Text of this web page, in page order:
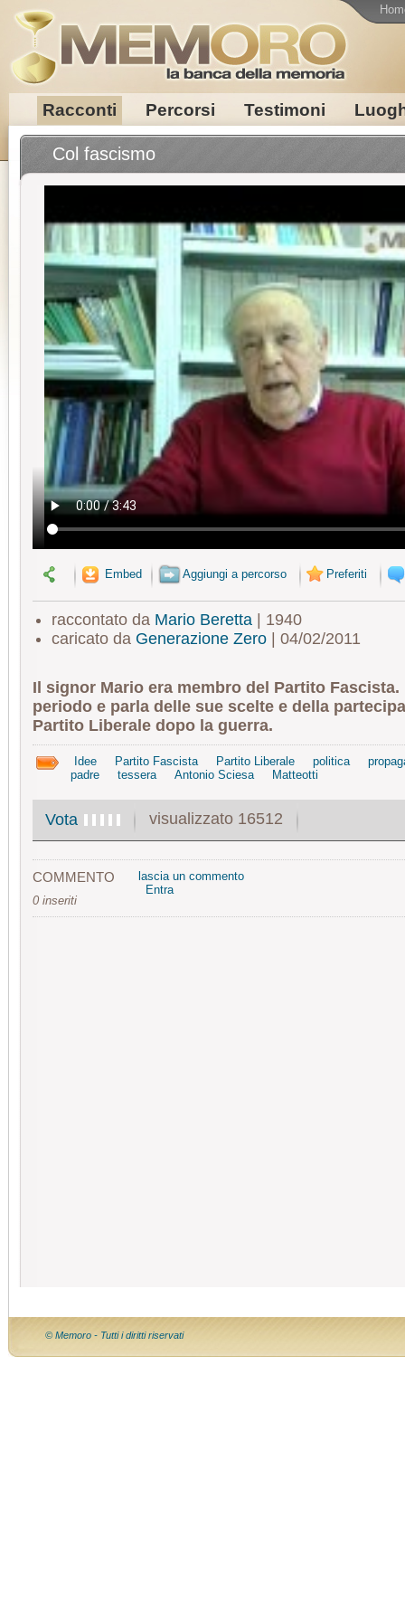
Racconti Percorsi Testimoni
Col fascismo
Embed Aggiungi a percorso Preferiti
raccontato da Mario Beretta| 1940
caricato da Generazione Zero| 04/02/2011
Il signor Mario era membro del Partito
periodo e parla delle sue scelte e della
Partito Liberale dopo la guerra.
Idee Partito Fascista Partito Liberale politica
padre
tessera Antonio Sciesa Matteotti
Vota visualizzato 16512
COMMENTO
0 inseriti
lascia un commento
Entra
© Memoro - Tutti i diritti riservati